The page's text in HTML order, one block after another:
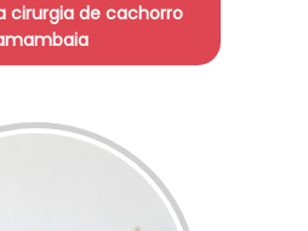
cirurgia de cachorro